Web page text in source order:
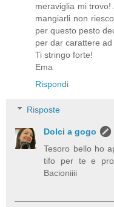
meraviglia mi
mangiarli non
per questo pesto
per dar carattere
Ti stringo forte!
Ema
Rispondi
Risposte
Dolci a gogo
Tesoro bello ho
tifo per te e
Bacioniiii